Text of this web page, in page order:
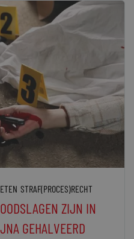
STRAF(PROCES)RECHT
ZIJN IN
GEHALVEERD